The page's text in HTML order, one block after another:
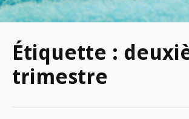
Étiquette :
trimestre